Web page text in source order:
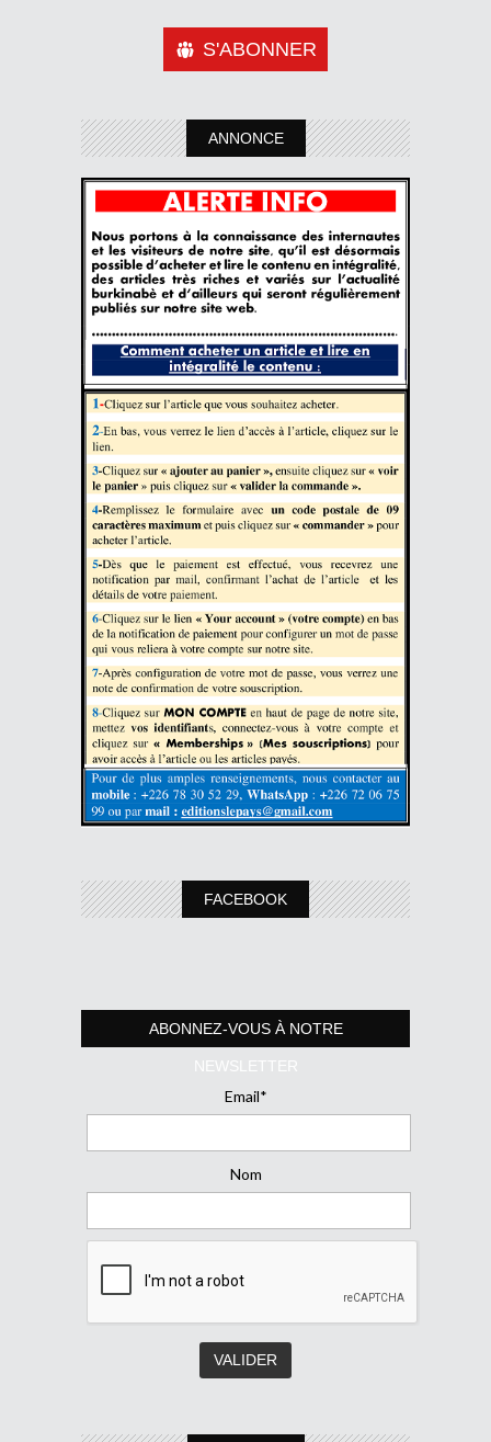
S'ABONNER
ANNONCE
FACEBOOK
ABONNEZ-VOUS À NOTRE
NEWSLETTER
Email*
Nom